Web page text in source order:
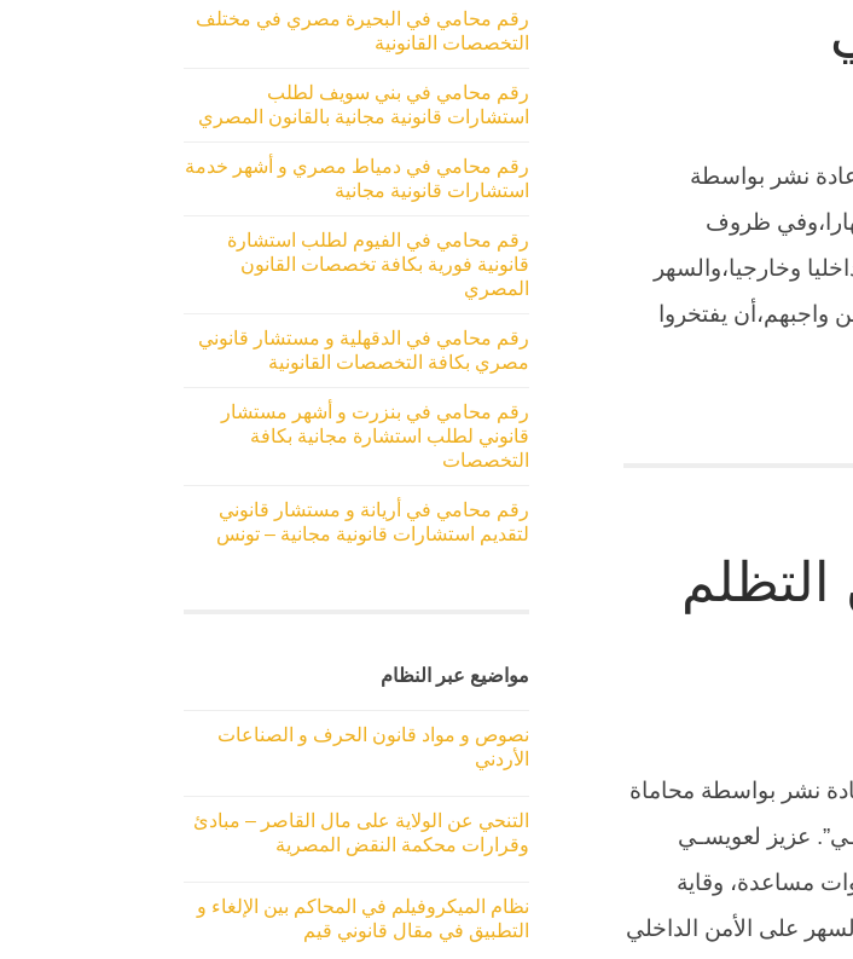
نشر بواسطة
ظروف
وخارجيا،والسهر
واجبهم،أن يفتخروا
التظلم
نشر بواسطة محاماة
عزيز لعويسـي
مساعدة، وقاية
على الأمن الداخلي
رقم محامي في البحيرة مصري في مختلف
التخصصات القانونية
رقم محامي في بني سويف لطلب
استشارات قانونية مجانية بالقانون المصري
رقم محامي في دمياط مصري و أشهر خدمة
استشارات قانونية مجانية
رقم محامي في الفيوم لطلب استشارة
قانونية فورية بكافة تخصصات القانون
المصري
رقم محامي في الدقهلية و مستشار قانوني
مصري بكافة التخصصات القانونية
رقم محامي في بنزرت و أشهر مستشار
قانوني لطلب استشارة مجانية بكافة
التخصصات
رقم محامي في أريانة و مستشار قانوني
لتقديم استشارات قانونية مجانية – تونس
مواضيع عبر النظام
نصوص و مواد قانون الحرف و الصناعات
الأردني
التنحي عن الولاية على مال القاصر – مبادئ
وقرارات محكمة النقض المصرية
نظام الميكروفيلم في المحاكم بين الإلغاء و
التطبيق في مقال قانوني قيم